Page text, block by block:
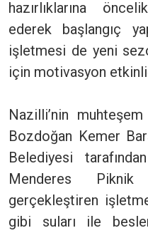
hazırlıklarına
ederek başlangıç
işletmesi de yeni
için motivasyon
Nazilli’nin
Bozdoğan Kemer
Belediyesi
Menderes Piknik
gerçekleştiren işletme
gibi suları ile